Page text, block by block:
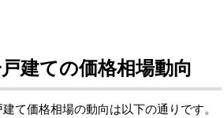
建ての価格相場動向
て価格相場の動向は以下の通りです。